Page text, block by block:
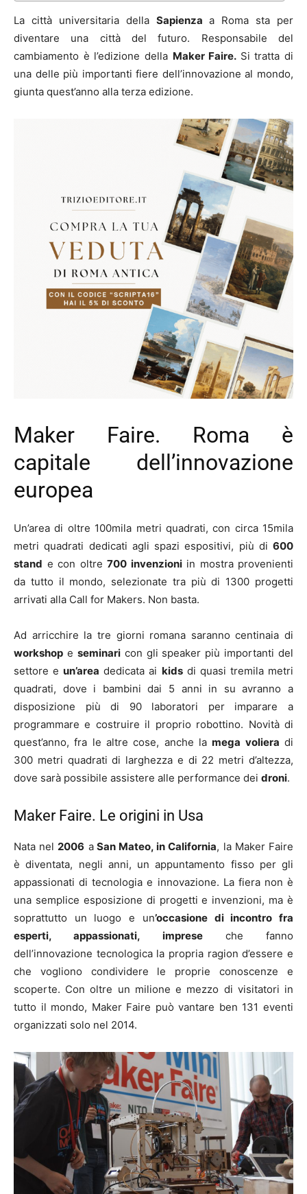
La città universitaria della Sapienza a Roma sta per
diventare una città del futuro. Responsabile del
cambiamento è l’edizione della Maker Faire. Si tratta di
una delle più importanti fiere dell’innovazione al mondo,
giunta quest’anno alla terza edizione.
Maker Faire. Roma è
capitale dell’innovazione
europea
Un’area di oltre 100mila metri quadrati, con circa 15mila
metri quadrati dedicati agli spazi espositivi, più di 600
stand e con oltre 700 invenzioniin mostra provenienti
da tutto il mondo, selezionate tra più di 1300 progetti
arrivati alla Call for Makers. Non basta.
Ad arricchire la tre giorni romana saranno centinaia di
workshop e seminaricon gli speaker più importanti del
settore eun’area dedicata ai kidsdi quasi tremila metri
quadrati, dove i bambini dai 5 anni in su avranno a
disposizione più di 90 laboratori per imparare a
programmare e costruire il proprio robottino. Novità di
quest’anno, fra le altre cose, anche lamega voliera di
300 metri quadrati di larghezza e di 22 metri d’altezza,
dove sarà possibile assistere alle performance dei droni.
Maker Faire. Le origini in Usa
Nata nel2006 aSan Mateo, in California, la Maker Faire
è diventata, negli anni, un appuntamento fisso per gli
appassionati di tecnologia e innovazione. La fiera non è
una semplice esposizione di progetti e invenzioni, ma è
soprattutto un luogo e un’occasione di incontro fra
esperti, appassionati, impreseche fanno
dell’innovazione tecnologica la propria ragion d’essere e
che vogliono condividere le proprie conoscenze e
scoperte. Con oltre un milione e mezzo di visitatori in
tutto il mondo, Maker Faire può vantare ben 131 eventi
organizzati solo nel 2014.